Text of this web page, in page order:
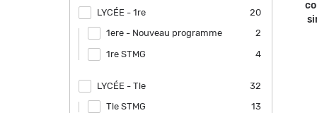
LYCÉE - 1re 20
Apply LYCÉE - 1re filter
1ere - Nouveau programme 2
Apply 1ere - Nouveau programme
1re STMG
4
Apply 1re STMG filter
LYCÉE - Tle 32
Apply LYCÉE - Tle filter
Tle STMG 13
Apply Tle STMG filter